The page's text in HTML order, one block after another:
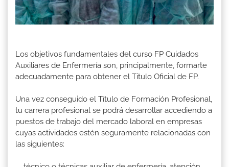
Los objetivos fundamentales del curso FP Cuidados
Auxiliares de Enfermería son, principalmente, formarte
adecuadamente para obtener el Titulo Oficial de FP.
Una vez conseguido el Título de Formación Profesional,
tu carrera profesional se podrá desarrollar accediendo a
puestos de trabajo del mercado laboral en empresas
cuyas actividades estén seguramente relacionadas con
las siguientes: